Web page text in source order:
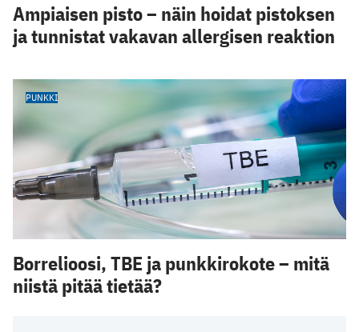
Ampiaisen pisto – näin hoidat pistoksen
ja tunnistat vakavan allergisen reaktion
PUNKKI
Borrelioosi, TBE ja punkkirokote – mitä
niistä pitää tietää?